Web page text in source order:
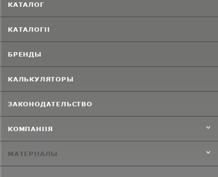
КАТАЛОГ
КАТАЛОГИ
БРЕНДЫ
КАЛЬКУЛЯТОРЫ
ЗАКОНОДАТЕЛЬСТВО
КОМПАНИЯ
МАТЕРИАЛЫ